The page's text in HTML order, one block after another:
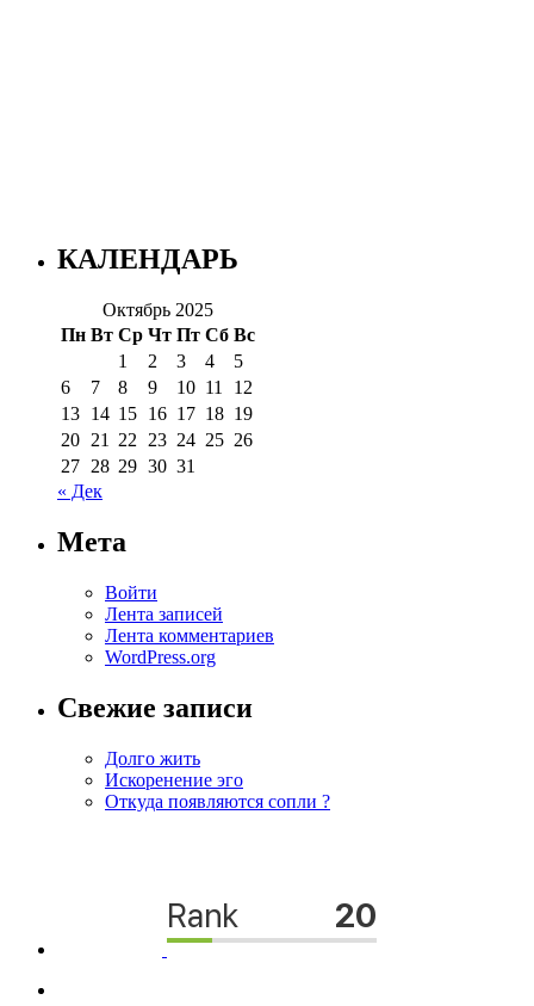
КАЛЕНДАРЬ
Октябрь 2025
Пн Вт Ср Чт Пт Сб Вс
1
2 3 4
5
6
7 8 9 10 11
12
13 14 15 16 17 18 19
20 21 22 23 24 25 26
27 28 29 30 31
« Дек
Мета
Войти
Лента записей
Лента комментариев
WordPress.org
Свежие записи
Долго жить
Искоренение эго
Откуда появляются сопли ?